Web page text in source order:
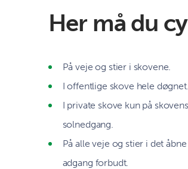
Her må du
På veje og stier i skovene.
I offentlige skove hele døgnet.
I private skove kun på
solnedgang.
På alle veje og stier i det
adgang forbudt.